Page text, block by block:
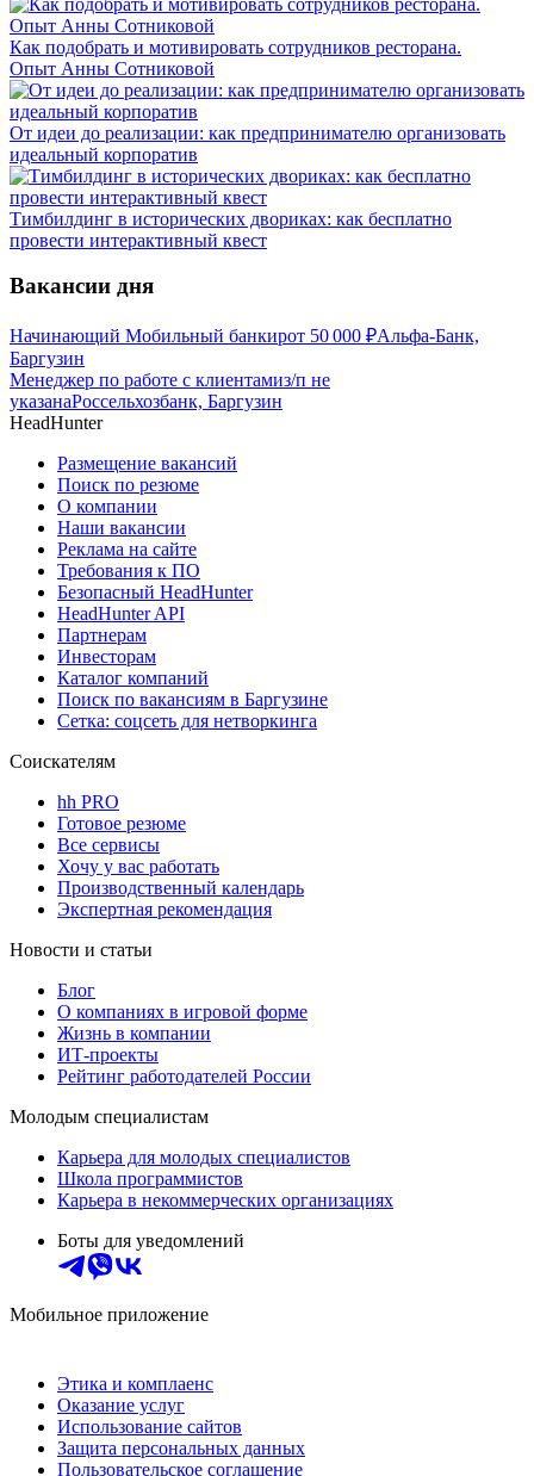
Как подобрать и мотивировать сотрудников ресторана.
Опыт Анны Сотниковой
От идеи до реализации: как предпринимателю организовать
идеальный корпоратив
Тимбилдинг в исторических двориках: как бесплатно
провести интерактивный квест
Вакансии дня
Начинающий Мобильный банкирот 50 000 ₽Альфа-Банк,
Баргузин
Менеджер по работе с клиентамиз/п не
указанаРоссельхозбанк, Баргузин
HeadHunter
Размещение вакансий
Поиск по резюме
О компании
Наши вакансии
Реклама на сайте
Требования к ПО
Безопасный HeadHunter
HeadHunter API
Партнерам
Инвесторам
Каталог компаний
Поиск по вакансиям в Баргузине
Сетка: соцсеть для нетворкинга
Соискателям
hh PRO
Готовое резюме
Все сервисы
Хочу у вас работать
Производственный календарь
Экспертная рекомендация
Новости и статьи
Блог
О компаниях в игровой форме
Жизнь в компании
ИТ-проекты
Рейтинг работодателей России
Молодым специалистам
Карьера для молодых специалистов
Школа программистов
Карьера в некоммерческих организациях
Боты для уведомлений
Мобильное приложение
Этика и комплаенс
Оказание услуг
Использование сайтов
Защита персональных данных
Пользовательское соглашение